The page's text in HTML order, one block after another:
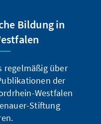
Bildung in
regelmäßig über
der
Westfalen
Stiftung